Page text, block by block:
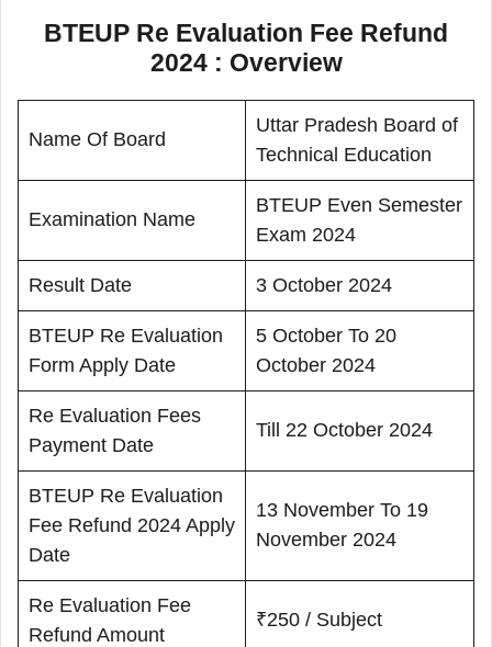
BTEUP Re Evaluation Fee Refund
2024 : Overview
Name Of Board
Uttar Pradesh Board of
Technical Education
Examination Name
BTEUP Even Semester
Exam 2024
Result Date 3 October 2024
BTEUP Re Evaluation
Form Apply Date
5 October To 20
October 2024
Re Evaluation Fees
Payment Date
Till 22 October 2024
BTEUP Re Evaluation
Fee Refund 2024 Apply
Date
13 November To 19
November 2024
Re Evaluation Fee
Refund Amount
₹250 / Subject